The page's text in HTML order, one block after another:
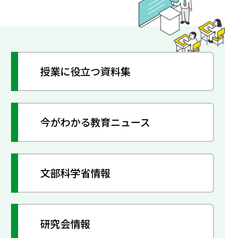
授業に役立つ資料集
今がわかる教育ニュース
文部科学省情報
研究会情報